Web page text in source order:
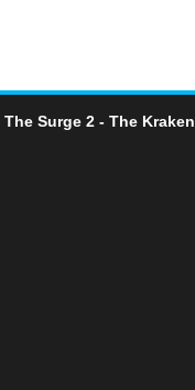
Surge 2 - The Kraken